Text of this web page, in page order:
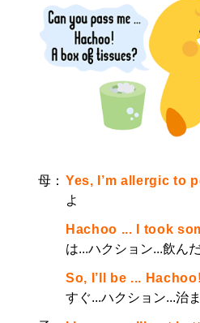
母： Yes, I’m allergic to
よ
Hachoo ... I took
は...ハクション...飲ん
So, I’ll be ...
すぐ...ハクション...治